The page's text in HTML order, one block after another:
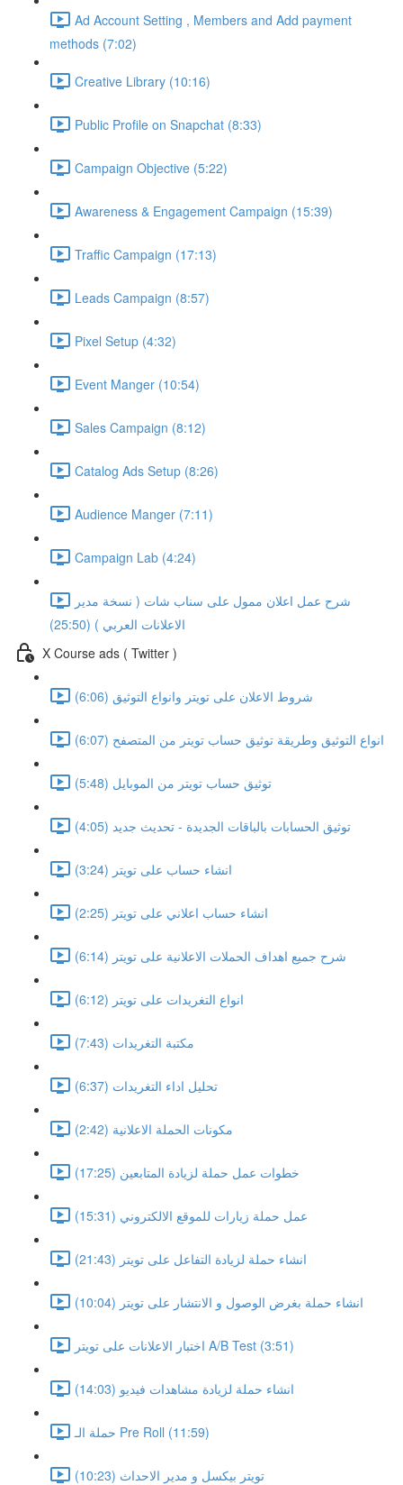
Ad Account Setting , Members and Add payment
methods (7:02)
Creative Library (10:16)
Public Profile on Snapchat (8:33)
Campaign Objective (5:22)
Awareness & Engagement Campaign (15:39)
Traffic Campaign (17:13)
Leads Campaign (8:57)
Pixel Setup (4:32)
Event Manger (10:54)
Sales Campaign (8:12)
Catalog Ads Setup (8:26)
Audience Manger (7:11)
Campaign Lab (4:24)
شرح عمل اعلان ممول على سناب شات ( نسخة مدير
الاعلانات العربي ) (25:50)
X Course ads ( Twitter )
شروط الاعلان على تويتر وانواع التوثيق (6:06)
انواع التوثيق وطريقة توثيق حساب تويتر من المتصفح (6:07)
توثيق حساب تويتر من الموبايل (5:48)
توثيق الحسابات بالباقات الجديدة - تحديث جديد (4:05)
انشاء حساب على تويتر (3:24)
انشاء حساب اعلاني على تويتر (2:25)
شرح جميع اهداف الحملات الاعلانية على تويتر (6:14)
انواع التغريدات على تويتر (6:12)
مكتبة التغريدات (7:43)
تحليل اداء التغريدات (6:37)
مكونات الحملة الاعلانية (2:42)
خطوات عمل حملة لزيادة المتابعين (17:25)
عمل حملة زيارات للموقع الالكتروني (15:31)
انشاء حملة لزيادة التفاعل على تويتر (21:43)
انشاء حملة بغرض الوصول و الانتشار على تويتر (10:04)
اختبار الاعلانات على تويتر A/B Test (3:51)
انشاء حملة لزيادة مشاهدات فيديو (14:03)
حملة الـ Pre Roll (11:59)
تويتر بيكسل و مدير الاحداث (10:23)